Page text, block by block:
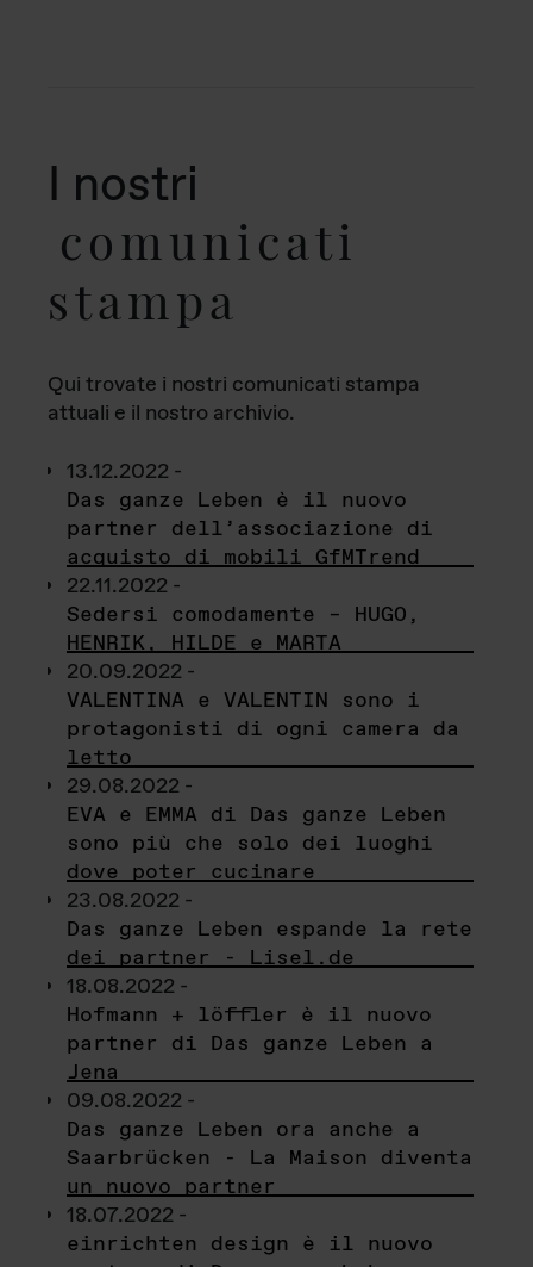
I nostri
comunicati
stampa
Qui trovate i nostri comunicati stampa
attuali e il nostro archivio.
13.12.2022 -
Das ganze Leben è il nuovo
partner dell’associazione di
acquisto di mobili GfMTrend
22.11.2022 -
Sedersi comodamente – HUGO,
HENRIK, HILDE e MARTA
20.09.2022 -
VALENTINA e VALENTIN sono i
protagonisti di ogni camera da
letto
29.08.2022 -
EVA e EMMA di Das ganze Leben
sono più che solo dei luoghi
dove poter cucinare
23.08.2022 -
Das ganze Leben espande la rete
dei partner - Lisel.de
18.08.2022 -
Hofmann + löffler è il nuovo
partner di Das ganze Leben a
Jena
09.08.2022 -
Das ganze Leben ora anche a
Saarbrücken - La Maison diventa
un nuovo partner
18.07.2022 -
einrichten design è il nuovo